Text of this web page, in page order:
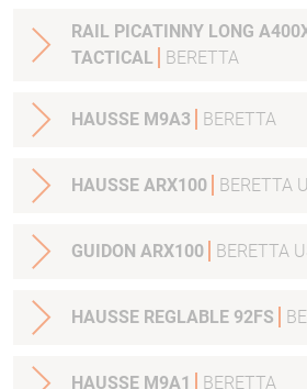
RAIL PICATINNY LONG
TACTICAL
BERETTA
HAUSSE M9A3 BERETTA
HAUSSE ARX100 BERETTA
GUIDON ARX100 BERETTA
HAUSSE REGLABLE 92FS
HAUSSE M9A1 BERETTA